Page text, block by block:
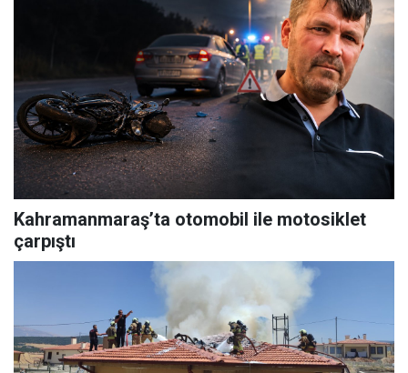
Kahramanmaraş’ta otomobil ile motosiklet
çarpıştı